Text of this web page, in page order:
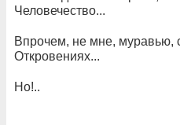
Человечество...
Впрочем, не мне, муравью,
Откровениях...
Но!..